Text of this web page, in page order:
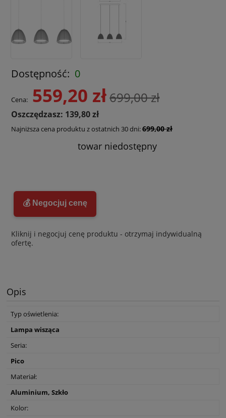
Dostępność: 0
Cena: 559,20 zł699,00 zł
Oszczędzasz: 139,80 zł
Najniższa cena produktu z ostatnich 30 dni:699,00 zł
towar niedostępny
💰 Negocjuj cenę
Kliknij i negocjuj cenę produktu - otrzymaj indywidualną
ofertę.
Opis
Typ oświetlenia:
Lampa wisząca
Seria:
Pico
Materiał:
Aluminium, Szkło
Kolor: